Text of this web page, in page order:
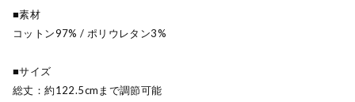
■素材
コットン97% / ポリウレタン3%
■サイズ
総丈：約122.5cmまで調節可能